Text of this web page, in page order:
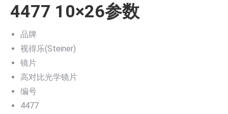
4477 10×26参数
品牌
视得乐(Steiner)
镜片
高对比光学镜片
编号
4477